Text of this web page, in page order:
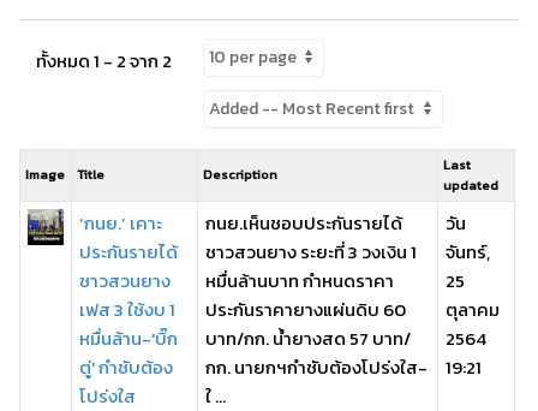
ทั้งหมด 1 - 2 จาก 2
Image Title Description
Last
updated
‘กนย.’ เคาะ
ประกันรายได้
ชาวสวนยาง
เฟส 3 ใช้งบ 1
หมื่นล้าน-'บิ๊ก
ตู่' กำชับต้อง
โปร่งใส
กนย.เห็นชอบประกันรายได้
ชาวสวนยาง ระยะที่ 3 วงเงิน 1
หมื่นล้านบาท กำหนดราคา
ประกันราคายางแผ่นดิบ 60
บาท/กก. น้ำยางสด 57 บาท/
กก. นายกฯกำชับต้องโปร่งใส-
ใ ...
วัน
จันทร์,
25
ตุลาคม
2564
19:21